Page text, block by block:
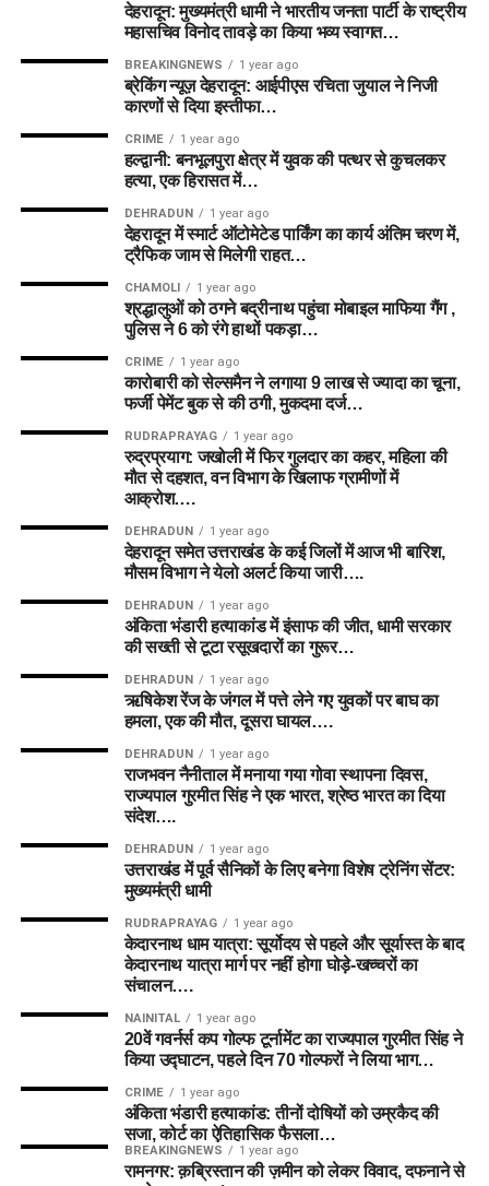
देहरादून: मुख्यमंत्री धामी ने भारतीय जनता पार्टी के राष्ट्रीय
महासचिव विनोद तावड़े का किया भव्य स्वागत…
BREAKINGNEWS 1 year ago
ब्रेकिंग न्यूज़ देहरादून: आईपीएस रचिता जुयाल ने निजी
कारणों से दिया इस्तीफा…
CRIME 1 year ago
हल्द्वानी: बनभूलपुरा क्षेत्र में युवक की पत्थर से कुचलकर
हत्या, एक हिरासत में…
DEHRADUN 1 year ago
देहरादून में स्मार्ट ऑटोमेटेड पार्किंग का कार्य अंतिम चरण में,
ट्रैफिक जाम से मिलेगी राहत…
CHAMOLI 1 year ago
श्रद्धालुओं को ठगने बद्रीनाथ पहुंचा मोबाइल माफिया गैंग ,
पुलिस ने 6 को रंगे हाथों पकड़ा…
CRIME 1 year ago
कारोबारी को सेल्समैन ने लगाया 9 लाख से ज्यादा का चूना,
फर्जी पेमेंट बुक से की ठगी, मुकदमा दर्ज…
RUDRAPRAYAG 1 year ago
रुद्रप्रयाग: जखोली में फिर गुलदार का कहर, महिला की
मौत से दहशत, वन विभाग के खिलाफ ग्रामीणों में
आक्रोश….
DEHRADUN 1 year ago
देहरादून समेत उत्तराखंड के कई जिलों में आज भी बारिश,
मौसम विभाग ने येलो अलर्ट किया जारी….
DEHRADUN 1 year ago
अंकिता भंडारी हत्याकांड में इंसाफ की जीत, धामी सरकार
की सख्ती से टूटा रसूखदारों का गुरूर…
DEHRADUN 1 year ago
ऋषिकेश रेंज के जंगल में पत्ते लेने गए युवकों पर बाघ का
हमला, एक की मौत, दूसरा घायल….
DEHRADUN 1 year ago
राजभवन नैनीताल में मनाया गया गोवा स्थापना दिवस,
राज्यपाल गुरमीत सिंह ने एक भारत, श्रेष्ठ भारत का दिया
संदेश….
DEHRADUN 1 year ago
उत्तराखंड में पूर्व सैनिकों के लिए बनेगा विशेष ट्रेनिंग सेंटर:
मुख्यमंत्री धामी
RUDRAPRAYAG 1 year ago
केदारनाथ धाम यात्रा: सूर्योदय से पहले और सूर्यास्त के बाद
केदारनाथ यात्रा मार्ग पर नहीं होगा घोड़े-खच्चरों का
संचालन….
NAINITAL 1 year ago
20वें गवर्नर्स कप गोल्फ टूर्नामेंट का राज्यपाल गुरमीत सिंह ने
किया उद्घाटन, पहले दिन 70 गोल्फरों ने लिया भाग…
CRIME 1 year ago
अंकिता भंडारी हत्याकांड: तीनों दोषियों को उम्रकैद की
सजा, कोर्ट का ऐतिहासिक फैसला…
BREAKINGNEWS 1 year ago
रामनगर: क़ब्रिस्तान की ज़मीन को लेकर विवाद, दफनाने से